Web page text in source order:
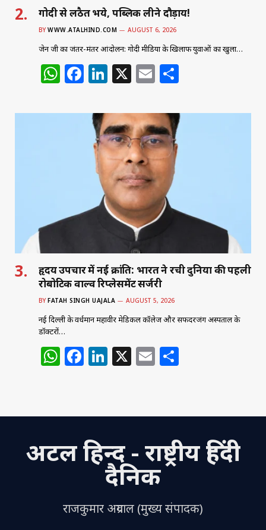
गोदी से लठैत भये, पब्लिक लीने दौड़ाय!
BY WWW.ATALHIND.COM AUGUST 6, 2026
जेन जी का जंतर-मंतर आंदोलन: गोदी मीडिया के खिलाफ युवाओं का खुला…
W
h
at
F
a
c
e
b
o
k
Li
n
k
e
dI
n
X E
m
ai
l
ar
e
हृदय उपचार में नई क्रांति: भारत ने रची दुनिया की पहली
रोबोटिक वाल्व रिप्लेसमेंट सर्जरी
BY FATAH SINGH UAJALA AUGUST 5, 2026
नई दिल्ली के वर्धमान महावीर मेडिकल कॉलेज और सफदरजंग अस्पताल के
डॉक्टरों…
W
s
p
p
F
e
o
o
Li
e
n
X E
l e
अटल हिन्द - राष्ट्रीय हिंदी
दैनिक
राजकुमार अग्रवाल (मुख्य संपादक)